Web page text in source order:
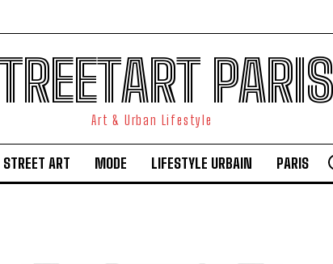
PARIS
Art & Urban Lifestyle
STREET ART MODE LIFESTYLE URBAIN PARIS